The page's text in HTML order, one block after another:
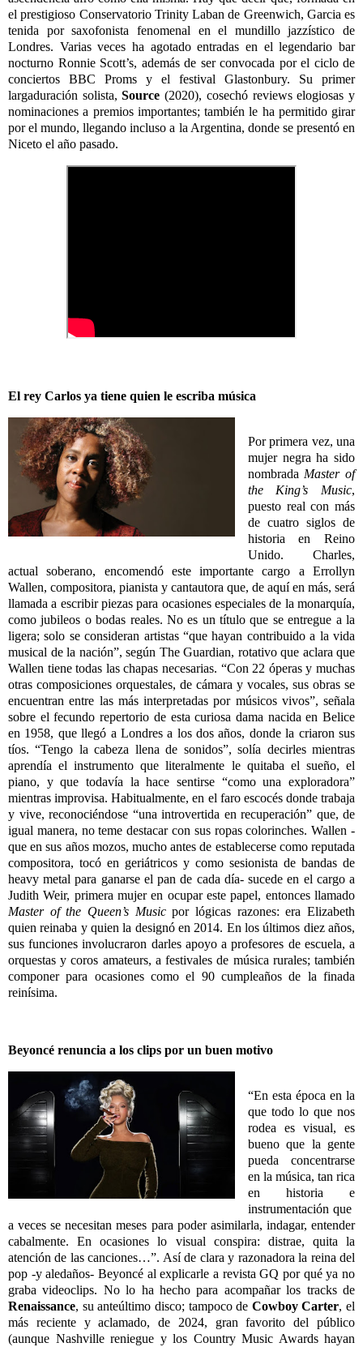
el prestigioso Conservatorio Trinity Laban de Greenwich, Garcia es
tenida por saxofonista fenomenal en el mundillo jazzístico de
Londres. Varias veces ha agotado entradas en el legendario bar
nocturno Ronnie Scott’s, además de ser convocada por el ciclo de
conciertos BBC Proms y el festival Glastonbury. Su primer
largaduración solista,Source (2020), cosechó reviews elogiosas y
nominaciones a premios importantes; también le ha permitido girar
por el mundo, llegando incluso a la Argentina, donde se presentó en
Niceto el año pasado.
El rey Carlos ya tiene quien le escriba música
Por primera vez, una
mujer negra ha sido
nombrada Master of
the King’s Music,
puesto real con más
de cuatro siglos de
historia en Reino
Unido. Charles,
actual soberano, encomendó este importante cargo a Errollyn
Wallen, compositora, pianista y cantautora que, de aquí en más, será
llamada a escribir piezas para ocasiones especiales de la monarquía,
como jubileos o bodas reales. No es un título que se entregue a la
ligera; solo se consideran artistas “que hayan contribuido a la vida
musical de la nación”, según The Guardian, rotativo que aclara que
Wallen tiene todas las chapas necesarias. “Con 22 óperas y muchas
otras composiciones orquestales, de cámara y vocales, sus obras se
encuentran entre las más interpretadas por músicos vivos”, señala
sobre el fecundo repertorio de esta curiosa dama nacida en Belice
en 1958, que llegó a Londres a los dos años, donde la criaron sus
tíos. “Tengo la cabeza llena de sonidos”, solía decirles mientras
aprendía el instrumento que literalmente le quitaba el sueño, el
piano, y que todavía la hace sentirse “como una exploradora”
mientras improvisa. Habitualmente, en el faro escocés donde trabaja
y vive, reconociéndose “una introvertida en recuperación” que, de
igual manera, no teme destacar con sus ropas colorinches. Wallen -
que en sus años mozos, mucho antes de establecerse como reputada
compositora, tocó en geriátricos y como sesionista de bandas de
heavy metal para ganarse el pan de cada día- sucede en el cargo a
Judith Weir, primera mujer en ocupar este papel, entonces llamado
Master of the Queen’s Musicpor lógicas razones: era Elizabeth
quien reinaba y quien la designó en 2014. En los últimos diez años,
sus funciones involucraron darles apoyo a profesores de escuela, a
orquestas y coros amateurs, a festivales de música rurales; también
componer para ocasiones como el 90 cumpleaños de la finada
reinísima.
Beyoncé renuncia a los clips por un buen motivo
“En esta época en la
que todo lo que nos
rodea es visual, es
bueno que la gente
pueda concentrarse
en la música, tan rica
en historia e
instrumentación que
a veces se necesitan meses para poder asimilarla, indagar, entender
cabalmente. En ocasiones lo visual conspira: distrae, quita la
atención de las canciones…”. Así de clara y razonadora la reina del
pop -y aledaños- Beyoncé al explicarle a revista GQ por qué ya no
graba videoclips. No lo ha hecho para acompañar los tracks de
Renaissance, su anteúltimo disco; tampoco de Cowboy Carter, el
más reciente y aclamado, de 2024, gran favorito del público
(aunque Nashville reniegue y los Country Music Awards hayan